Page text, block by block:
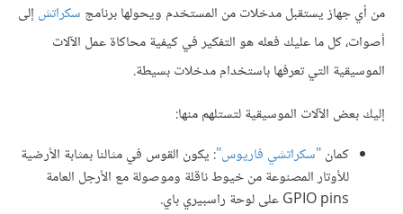
من أي جهاز يستقبل مدخلات من المستخدم ويحولها برنامج سكراتش إلى
أصوات، كل ما عليك فعله هو التفكير في كيفية محاكاة عمل الآلات
الموسيقية التي تعرفها باستخدام مدخلات بسيطة.
إليك بعض الآلات الموسيقية لتستلهم منها:
كمان"سكراتشي فاريوس": يكون القوس في مثالنا بمثابة الأرضية
للأوتار المصنوعة من خيوط ناقلة وموصولة مع الأرجل العامة
GPIO pins على لوحة راسبيري باي.